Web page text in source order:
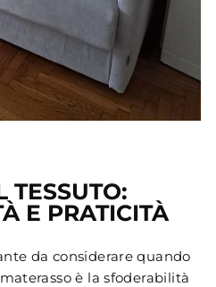
TESSUTO:
E PRATICITÀ
da considerare quando
è la sfoderabilità